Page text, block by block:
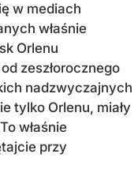
w mediach
właśnie
Orlenu
zeszłorocznego
nadzwyczajnych
tylko Orlenu, miały
właśnie
przy